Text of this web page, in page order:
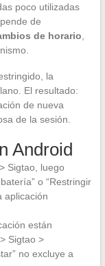
poco utilizadas
de
de horario
la
El resultado:
de nueva
de la sesión.
Android
Sigtao, luego
o “Restringir
aplicación
están
Sigtao >
no excluye a